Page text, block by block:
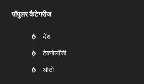
पॉपुलर कैटेगरीज
देश
टेक्नोलॉजी
ऑटो